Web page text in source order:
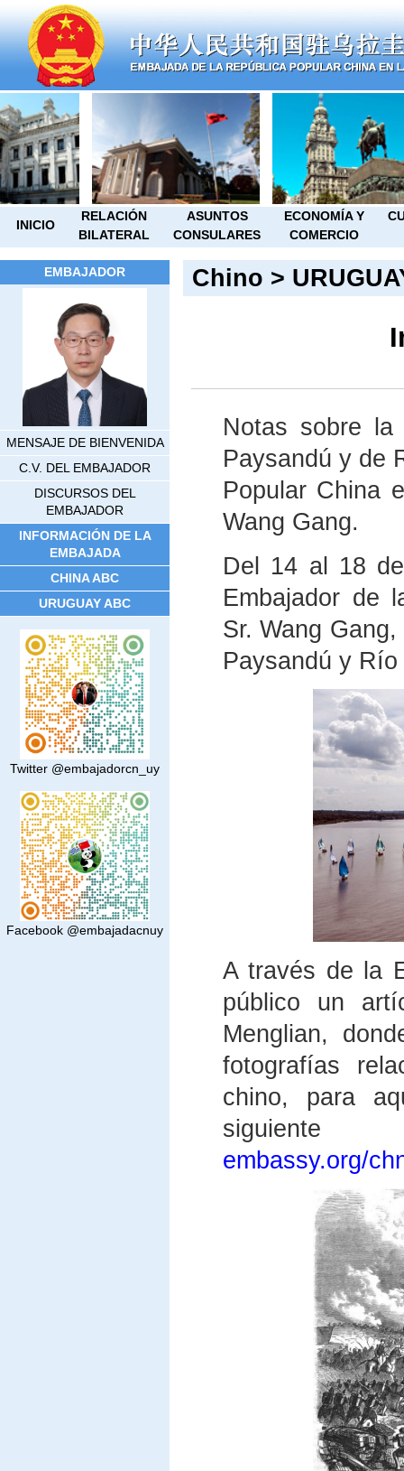
INICIO
RELACIÓN
BILATERAL
ASUNTOS
CONSULARES
ECONOMÍA Y
COMERCIO
EMBAJADOR
MENSAJE DE BIENVENIDA
C.V. DEL EMBAJADOR
DISCURSOS DEL
EMBAJADOR
INFORMACIÓN DE LA
EMBAJADA
CHINA ABC
URUGUAY ABC
Twitter @embajadorcn_uy
Facebook @embajadacnuy
Chino >
Notas sobre
Paysandú y de
Popular China
Wang Gang.
Del 14 al 18
Embajador de
Sr. Wang
Paysandú y
A través de la
público un
Menglian,
fotografías
chino, para
embassy.org/